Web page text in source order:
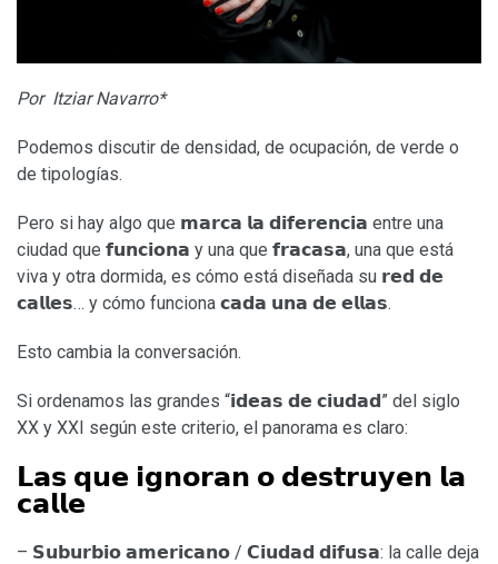
Por Itziar Navarro*
Podemos discutir de densidad, de ocupación, de verde o
de tipologías.
Pero si hay algo que 𝗺𝗮𝗿𝗰𝗮 𝗹𝗮 𝗱𝗶𝗳𝗲𝗿𝗲𝗻𝗰𝗶𝗮 entre una
ciudad que 𝗳𝘂𝗻𝗰𝗶𝗼𝗻𝗮 y una que 𝗳𝗿𝗮𝗰𝗮𝘀𝗮, una que está
viva y otra dormida, es cómo está diseñada su 𝗿𝗲𝗱 𝗱𝗲
𝗰𝗮𝗹𝗹𝗲𝘀… y cómo funciona 𝗰𝗮𝗱𝗮 𝘂𝗻𝗮 𝗱𝗲 𝗲𝗹𝗹𝗮𝘀.
Esto cambia la conversación.
Si ordenamos las grandes “𝗶𝗱𝗲𝗮𝘀 𝗱𝗲 𝗰𝗶𝘂𝗱𝗮𝗱” del siglo
XX y XXI según este criterio, el panorama es claro:
𝗟𝗮𝘀 𝗾𝘂𝗲 𝗶𝗴𝗻𝗼𝗿𝗮𝗻 𝗼 𝗱𝗲𝘀𝘁𝗿𝘂𝘆𝗲𝗻 𝗹𝗮
𝗰𝗮𝗹𝗹𝗲
– 𝗦𝘂𝗯𝘂𝗿𝗯𝗶𝗼 𝗮𝗺𝗲𝗿𝗶𝗰𝗮𝗻𝗼 / 𝗖𝗶𝘂𝗱𝗮𝗱 𝗱𝗶𝗳𝘂𝘀𝗮: la calle deja